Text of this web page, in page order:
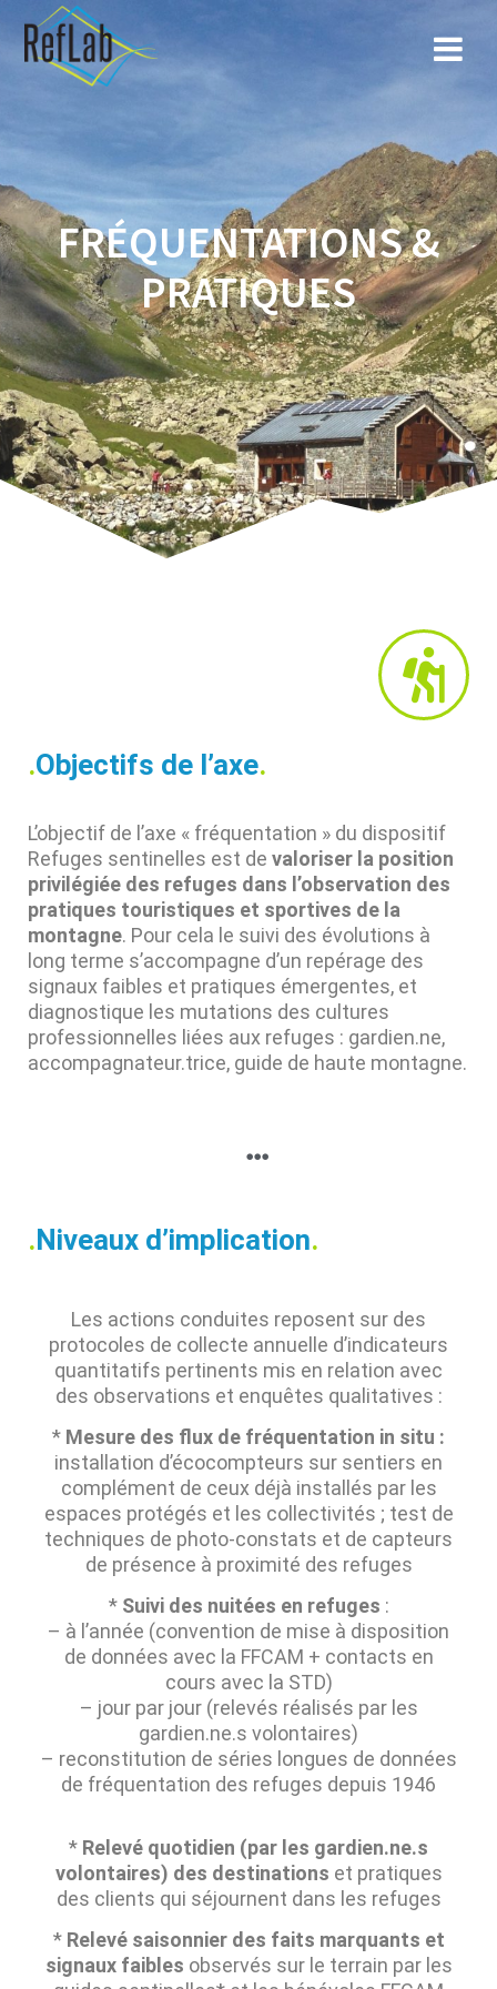
FRÉQUENTATIONS &
PRATIQUES
.Objectifs de l’axe.
L’objectif de l’axe « fréquentation » du dispositif
Refuges sentinelles est de valoriser la position
privilégiée des refuges dans l’observation des
pratiques touristiques et sportives de la
montagne. Pour cela le suivi des évolutions à
long terme s’accompagne d’un repérage des
signaux faibles et pratiques émergentes, et
diagnostique les mutations des cultures
professionnelles liées aux refuges : gardien.ne,
accompagnateur.trice, guide de haute montagne.
.Niveaux d’implication.
Les actions conduites reposent sur des
protocoles de collecte annuelle d’indicateurs
quantitatifs pertinents mis en relation avec
des observations et enquêtes qualitatives :
* Mesure des flux de fréquentation in situ :
installation d’écocompteurs sur sentiers en
complément de ceux déjà installés par les
espaces protégés et les collectivités ; test de
techniques de photo-constats et de capteurs
de présence à proximité des refuges
* Suivi des nuitées en refuges :
– à l’année (convention de mise à disposition
de données avec la FFCAM + contacts en
cours avec la STD)
– jour par jour (relevés réalisés par les
gardien.ne.s volontaires)
– reconstitution de séries longues de données
de fréquentation des refuges depuis 1946
* Relevé quotidien (par les gardien.ne.s
volontaires) des destinations et pratiques
des clients qui séjournent dans les refuges
* Relevé saisonnier des faits marquants et
signaux faibles observés sur le terrain par les